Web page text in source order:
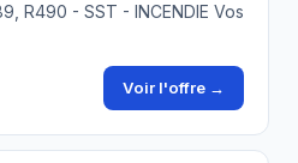
R490 - SST - INCENDIE Vos
Voir l'offre →